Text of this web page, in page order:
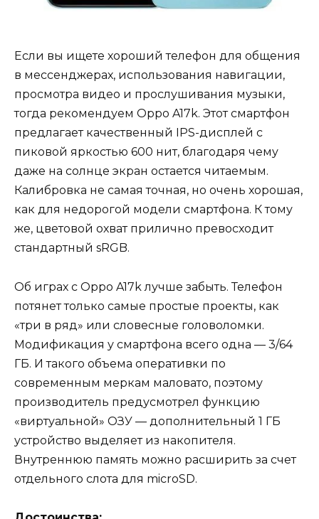
Если вы ищете хороший телефон для общения
в мессенджерах, использования навигации,
просмотра видео и прослушивания музыки,
тогда рекомендуем Oppo A17k. Этот смартфон
предлагает качественный IPS-дисплей с
пиковой яркостью 600 нит, благодаря чему
даже на солнце экран остается читаемым.
Калибровка не самая точная, но очень хорошая,
как для недорогой модели смартфона. К тому
же, цветовой охват прилично превосходит
стандартный sRGB.
Об играх с Oppo A17k лучше забыть. Телефон
потянет только самые простые проекты, как
«три в ряд» или словесные головоломки.
Модификация у смартфона всего одна — 3/64
ГБ. И такого объема оперативки по
современным меркам маловато, поэтому
производитель предусмотрел функцию
«виртуальной» ОЗУ — дополнительный 1 ГБ
устройство выделяет из накопителя.
Внутреннюю память можно расширить за счет
отдельного слота для microSD.